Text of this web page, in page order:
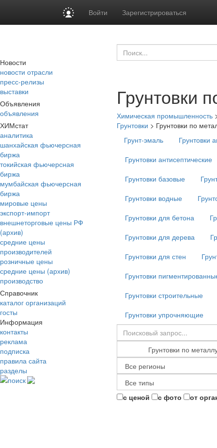
Войти Зарегистрироваться
Новости
новости отрасли
пресс-релизы
выставки
Объявления
объявления
ХИМстат
аналитика
шанхайская фьючерсная
биржа
токийская фьючерсная
биржа
мумбайская фьючерсная
биржа
мировые цены
экспорт-импорт
внешнеторговые цены РФ
(архив)
средние цены
производителей
розничные цены
средние цены (архив)
производство
Справочник
каталог организаций
госты
Информация
контакты
реклама
подписка
правила сайта
разделы
поиск
Грунтовки
Химическая промышленность
Грунтовки > Грунтовки по
Грунт-эмаль
Грунтовки
Грунтовки антисептические
Грунтовки базовые
Грунтовки водные
Грунтовки для бетона
Грунтовки для дерева
Грунтовки для стен
Грунтовки
Грунтовки строительные
Грунтовки упрочняющие
с ценой с фото от